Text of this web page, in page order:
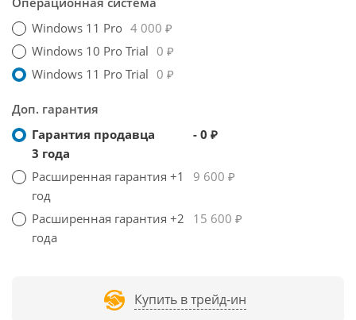
Windows 11 Pro 4 000 ₽
Windows 10 Pro Trial 0 ₽
Windows 11 Pro Trial 0 ₽
Доп. гарантия
Гарантия продавца
3 года
- 0 ₽
Расширенная гарантия +1
год
9 600 ₽
Расширенная гарантия +2
года
15 600 ₽
Купить в трейд-ин